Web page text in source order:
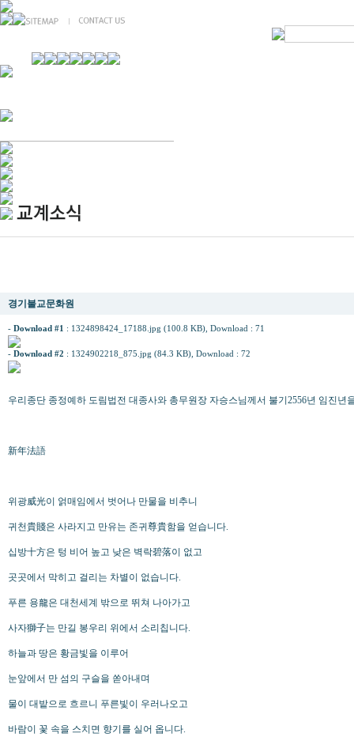
오늘의 일정
찾아오시는 길
경기불교문화원
- Download #1 : 1324898424_17188.jpg (100.8 KB) , Download : 71
- Download #2 : 1324902218_875.jpg (84.3 KB) , Download : 72
우리종단 종정예하 도림법전 대종사와 총무원장 자승스님께서 불기2556년 임진년
新年法語
위광威光이 얽매임에서 벗어나 만물을 비추니
귀천貴賤은 사라지고 만유는 존귀尊貴함을 얻습니다.
십방十方은 텅 비어 높고 낮은 벽락碧落이 없고
곳곳에서 막히고 걸리는 차별이 없습니다.
푸른 용龍은 대천세계 밖으로 뛰쳐 나아가고
사자獅子는 만길 봉우리 위에서 소리칩니다.
하늘과 땅은 황금빛을 이루어
눈앞에서 만 섬의 구슬을 쏟아내며
물이 대밭으로 흐르니 푸른빛이 우러나오고
바람이 꽃 속을 스치면 향기를 실어 옵니다.